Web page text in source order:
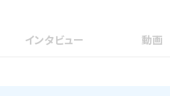
インタビュー 動画